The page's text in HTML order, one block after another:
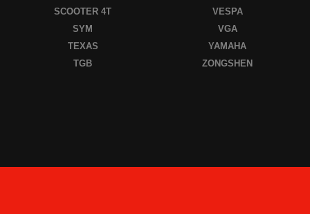
SCOOTER 4T
SYM
TEXAS
TGB
VESPA
VGA
YAMAHA
ZONGSHEN